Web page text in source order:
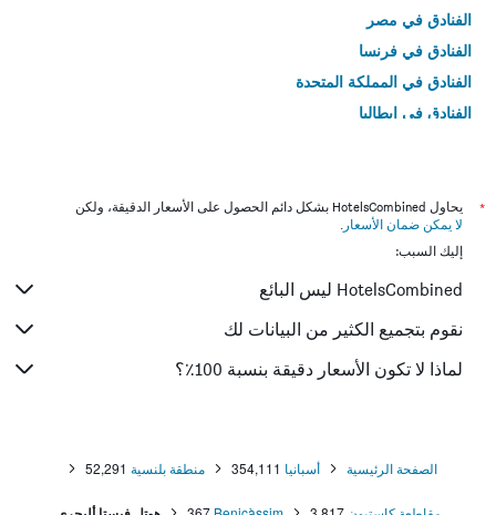
الفنادق في مصر
الفنادق في فرنسا
الفنادق في المملكة المتحدة
الفنادق في إيطاليا
*
يحاول HotelsCombined بشكل دائم الحصول على الأسعار الدقيقة، ولكن
لا يمكن ضمان الأسعار .
إليك السبب:
HotelsCombined ليس البائع
نقوم بتجميع الكثير من البيانات لك
لماذا لا تكون الأسعار دقيقة بنسبة 100٪؟
الصفحة الرئيسية أسبانيا 354,111 منطقة بلنسية 52,291